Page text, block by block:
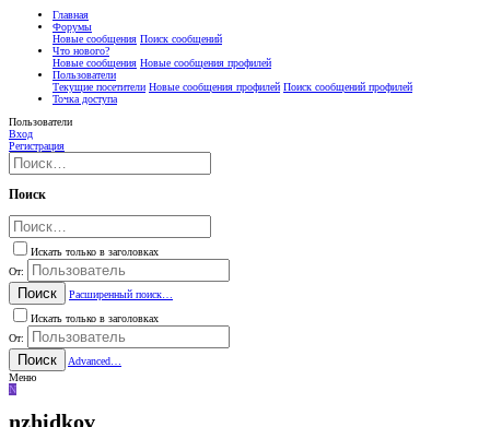
Главная
Форумы
Новые сообщения Поиск сообщений
Что нового?
Новые сообщения Новые сообщения профилей
Пользователи
Текущие посетители Новые сообщения профилей Поиск сообщений профилей
Точка доступа
Пользователи
Вход
Регистрация
Поиск
Искать только в заголовках
От:
Поиск
Расширенный поиск…
Искать только в заголовках
От:
Поиск
Advanced…
Меню
N
nzhidkov